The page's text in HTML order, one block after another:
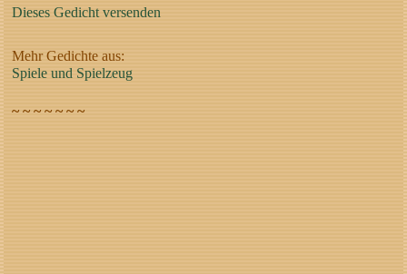
Dieses Gedicht versenden
Mehr Gedichte aus:
Spiele und Spielzeug
~ ~ ~ ~ ~ ~ ~